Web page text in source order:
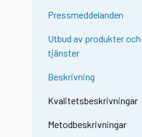
Pressmeddelanden
Utbud av produkter och
tjänster
Beskrivning
Kvalitetsbeskrivningar
Metodbeskrivningar